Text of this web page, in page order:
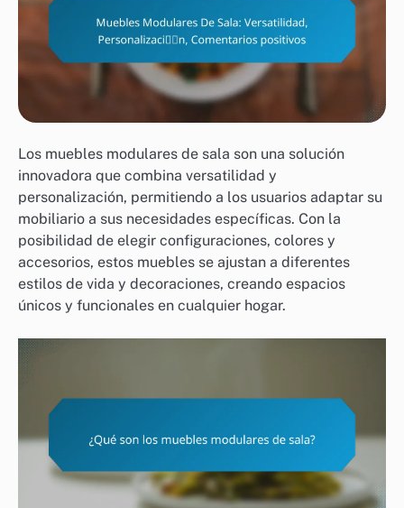
Los muebles modulares de sala son una solución
innovadora que combina versatilidad y
personalización, permitiendo a los usuarios adaptar su
mobiliario a sus necesidades específicas. Con la
posibilidad de elegir configuraciones, colores y
accesorios, estos muebles se ajustan a diferentes
estilos de vida y decoraciones, creando espacios
únicos y funcionales en cualquier hogar.